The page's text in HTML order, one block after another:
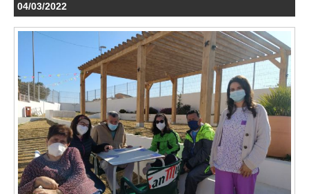
04/03/2022